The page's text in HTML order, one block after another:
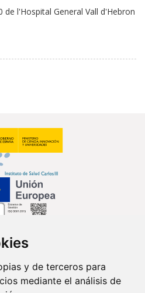
y de terceros para
mediante el análisis de
de l'Hospital General Vall d'Hebron
en...